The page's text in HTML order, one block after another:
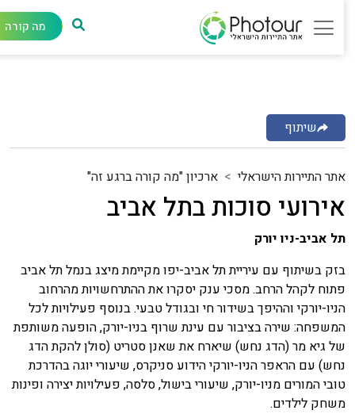
מה קורה
שיתוף
התיירות הישראלי ארכיון "מה קורה ברגע זה"
סוכות בתל אביב
אביב-ניו יורק
בשיתוף עם עיריית תל אביב-יפו מקיימת מיצג בנמל תל אביב
לקהל הרחב. מסכי ענק יסקרו את ההתרחשויות מהרחוב
יורקי וההיפך בשידור חי ובגודל טבעי. בנוסף פעילויות לכל
שירה בציבור עם עינת שרוף בניו-יורק, הופעה משותפת
גיא מר (הדג נחש) שיארח את שאנן סטריט (סולן להקת הדג
עם הראפר הניו-יורקי הידוע סניקרס, שיעורי יוגה בהדרכת
המורים מניו-יורק, שיעורי בישול, סלסה, פעילויות יצירה ופינות
לילדים.